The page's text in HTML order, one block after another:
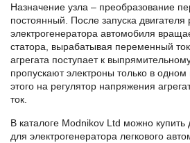
Назначение узла – преобразование
постоянный. После запуска двигателя
электрогенератора автомобиля
статора, вырабатывая переменный
агрегата поступает к
пропускают электроны только в
этого на регулятор напряжения
ток.
В каталоге Modnikov Ltd можно
для электрогенератора легкового